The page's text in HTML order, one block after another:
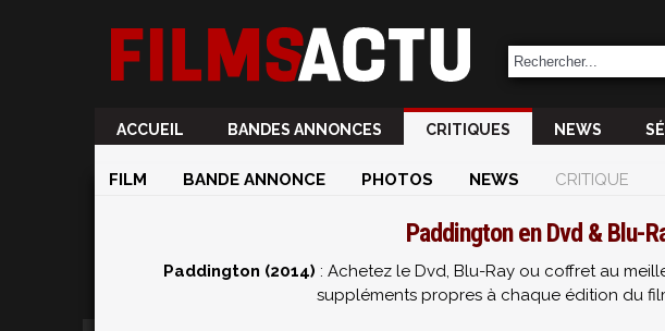
ACCUEIL BANDES ANNONCES CRITIQUES NEWS
FILM BANDE ANNONCE PHOTOS NEWS CRITIQUE
Paddington en Dvd & Blu-
Paddington (2014) : Achetez le Dvd, Blu-Ray ou coffret au
suppléments propres à chaque édition du